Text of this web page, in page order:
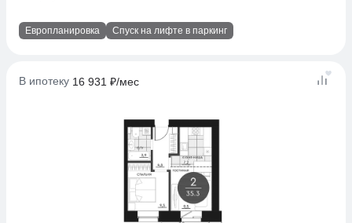
Европланировка Спуск на лифте в паркинг
В ипотеку 16 931 ₽/мес